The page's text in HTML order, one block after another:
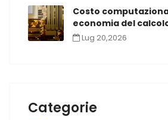
Costo
economia del
Lug 20,2026
Categorie